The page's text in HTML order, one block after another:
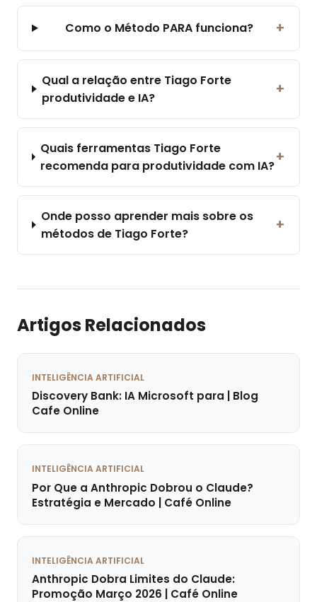
Como o Método PARA funciona? +
Qual a relação entre Tiago Forte
produtividade e IA?
+
Quais ferramentas Tiago Forte
recomenda para produtividade com IA?+
Onde posso aprender mais sobre os
métodos de Tiago Forte?
+
Artigos Relacionados
INTELIGÊNCIA ARTIFICIAL
Discovery Bank: IA Microsoft para | Blog
Cafe Online
INTELIGÊNCIA ARTIFICIAL
Por Que a Anthropic Dobrou o Claude?
Estratégia e Mercado | Café Online
INTELIGÊNCIA ARTIFICIAL
Anthropic Dobra Limites do Claude:
Promoção Março 2026 | Café Online